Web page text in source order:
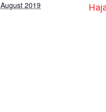
2019